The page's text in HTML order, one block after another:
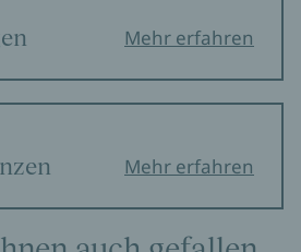
spielerisch, leicht, subtil,
in den Beschreibungen von
Mehr erfahren
Mehr erfahren